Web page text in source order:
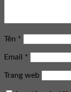
Tên *
Email *
Trang web